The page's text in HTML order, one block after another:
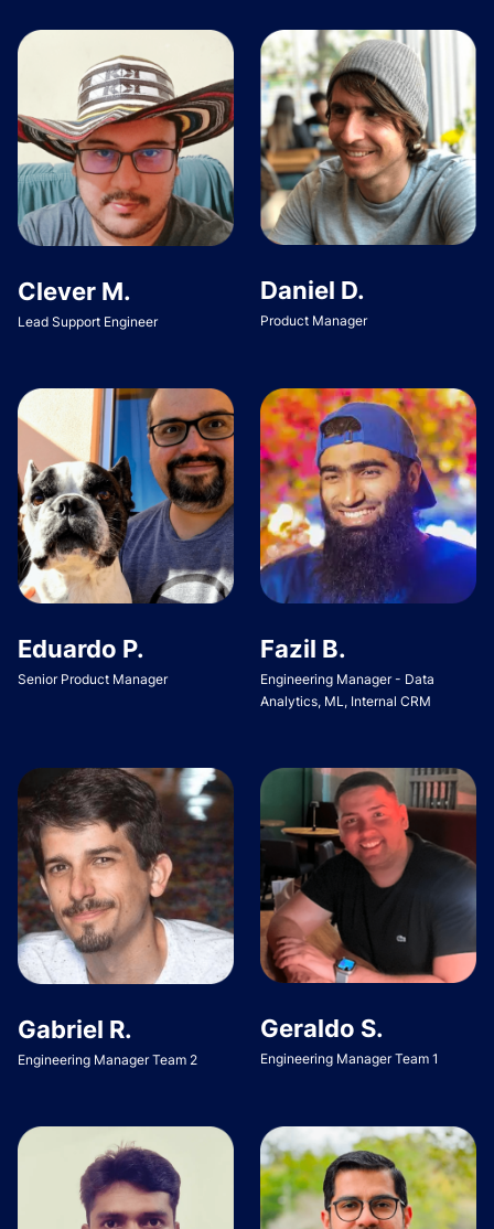
Clever M.
Lead Support Engineer
Daniel D.
Product Manager
Eduardo P.
Senior Product Manager
Fazil B.
Engineering Manager - Data
Analytics, ML, Internal CRM
Gabriel R.
Engineering Manager Team 2
Geraldo S.
Engineering Manager Team 1